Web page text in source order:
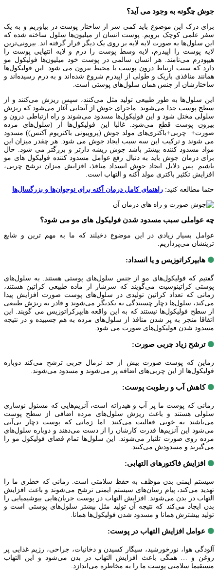
جوش چگونه به وجود می آید؟
برای درک این موضوع باید کمی سر از ساختار پوست در بیاوریم و به یک
سفر علمی کوچک برویم. پوست انسان از میلیون‌ها سلول ساخته شده که
این سلول‌ها به صورت لایه لایه بر روی یک دیگر قرار گرفته اند. بیرونی‌ترین
لایه پوست را اپیدرم، لایه وسط پوست را درم و لایه انتهایی پوست را
هیپودرم می‌نامند. هر انسان سالمی در پوست خود میلیون‌ها فولیکول مو
دارد که سبب ارتباط درون پوست با محیط بیرون می شود. این فولیکول‌ها
همانند منافذی باریک و طولی از اپیدرم شروع شده‌اند و به درم رسیده‌اند و
ساختارشان از جنس همان سلول‌های پوستی است.
این سلول‌ها به طور طبیعی تولید مثل می‌کنند، سپس ریزش می‌کنند و از
سطح پوست جدا می‌شوند. ماجرای جوش از آنجایی آغاز می‌شود که ریزش
سلولی مختل شود و این فولیکول‌ها مسدود می‌شوند و راه ارتباطی درون و
بیرون پوست قطع می‌شود. غالبا این فولیکول‌ها از (سلول‌های مرده
صورت+ چربی+باکتری‌های مولد جوش (پروپیونی باکتریوم آکنس)) مسدود
می شوند و ترکیب این سه سبب ایجاد جوش می شود. هر چقدر میزان این
مواد مسدود کننده بیشتر باشد جوش ریشه دارتر و بزرگتر می شود. حال
برای درمان جوش باید به دنبال رفع عوامل مسدود کننده فولیکول های مو
باشیم. پس دلایل ایجاد جوش انسداد منافذ، افزایش میزان ترشح چربی،
افزایش تکثیر باکتری مولد آکنه و التهاب است.
حتما مطالعه کنید: راهنمای کامل درمان آکنه برای نوجوان‌ها و بزرگسال‌ها
چه عواملی سبب مسدود شدن فولیکول های مو می شود؟
عوامل بسیار زیادی در این موضوع دخیلند که ما به مهم ترین و شایع
ترینشان می‌پردازیم.
🟤 هایپرکراتوزیس و یا انسداد:
گفتیم که فولیکول‌های مو از جنس سلول‌های پوستی هستند. به سلول‌های
پوستی کراتینوسیت می‌گویند که سرشار از ماده طبیعی کراتین هستند،
زمانی که تعداد کراتین تولیدی در سلول‌های پوست صورت افزایش پیدا
می‌کند، سلول‌ها دچار چسبندگی به یکدیگر می‌شوند و قادر به ریزش طبیعی
از سطح فولیکول‌ها نیستند که به این واقعه هایپرکراتوزیس می گویند. این
اتفاقا منجر به پر شدن منافذ از سلول‌های مرده به هم چسبیده و در نتیجه
مسدود شدن فولیکول‌های صورت می شود.
🟤 ترشح زیاد چربی صورت:
زماین که پوست صورت بیش از حد نرمال چربی ترشح می‌کند دوباره
فولیکول‌ها از این چربی‌های اضافه پر می‌شوند و مسدود می‌شوند.
🟤 کاهش آب و رطوبت پوست:
زمانی که پوست ما پر آب و هیدراته است، آنزیم‌هایی که مسئول نوسازی
سلولی هستند و باعث ریزش سلول‌های مرده اضافی از سطح پوست
می‌باشند به خوبی فعالیت می‌کنند. اما زمانی که پوست دچار بی‌آبی
می‌شود این آنزیم‌ها قدرت کارشان را از دست می‌دهند و دوباره سلول‌های
مرده روی صورت تلنبار می‌شوند. این سلول‌ها تمام فضای فولیکول مو را
می‌گیرند و مسدودش می‌کنند.
🟤 افزایش فاکتورهای التهابی:
سیستم ایمنی بدن موظف به حفظ سلامتی است. زمانی که خطری ما را
تهدید می‌کند، پیام رسان‌های سیستم ایمنی ترشح می‌شوند و باعث افزایش
التهاب در بدن می‌شوند. افزایش التهاب در پوست جریان‌هایی بیوشیمیایی را
بدن ایجاد می‌کند که نتیجه آن تولید مثل بیشتر سلول‌های پوستی است و
تولید بیشترش همانا و مسدود شدن فولیکول‌ها همانا.
🟤 عوامل افزایش التهاب در پوست:
آلودگی هوا، نورخورشید، سیگار کسیدن و دخانیات، جراحی، رژیم غذایی پر
روغن و … همگی باعث افزایش التهاب در بدن می‌شود و این التهاب
مستقیما سلامتی پوست ما را به مخاطره می‌اندازد.